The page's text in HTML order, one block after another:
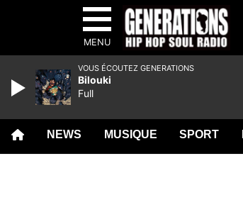
MENU
NEWS MUSIQUE SPORT
VOUS ÉCOUTEZ GENERATIONS
Bilouki
Full